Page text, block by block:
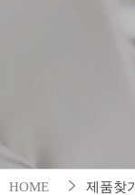
HOME 제품찾기